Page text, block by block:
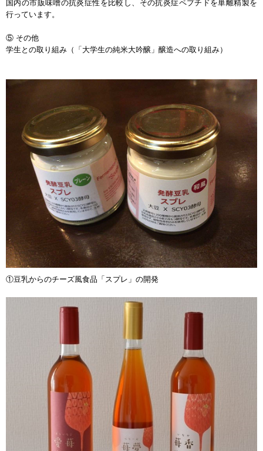
国内の市販味噌の抗炎症性を比較し、その抗炎症ペプチドを単離精製を
行っています。
⑤ その他
学生との取り組み（「大学生の純米大吟醸」醸造への取り組み）
①豆乳からのチーズ風食品「スプレ」の開発